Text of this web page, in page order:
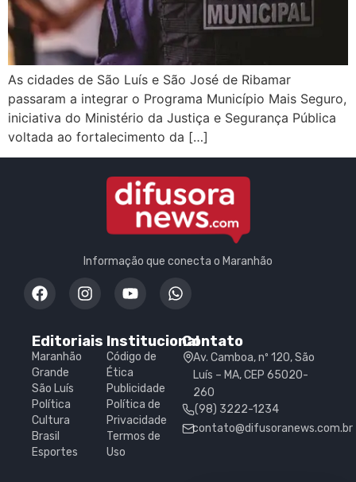
As cidades de São Luís e São José de Ribamar
passaram a integrar o Programa Município Mais Seguro,
iniciativa do Ministério da Justiça e Segurança Pública
voltada ao fortalecimento da […]
Informação que conecta o Maranhão
Editoriais
Maranhão
Grande
São Luís
Política
Cultura
Brasil
Esportes
Institucional
Código de
Ética
Publicidade
Política de
Privacidade
Termos de
Uso
Contato
Av. Camboa, nº 120, São
Luís – MA, CEP 65020-
260
(98) 3222-1234
contato@difusoranews.com.br